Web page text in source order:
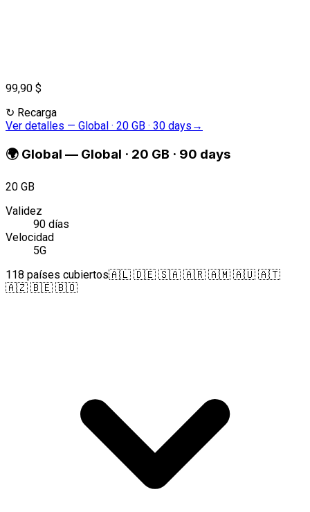
99,90 $
↻ Recarga
Ver detalles — Global · 20 GB · 30 days →
🌍 Global — Global · 20 GB · 90 days
20 GB
Validez
90 días
Velocidad
5G
118 países cubiertos🇦🇱 🇩🇪 🇸🇦 🇦🇷 🇦🇲 🇦🇺 🇦🇹
🇦🇿 🇧🇪 🇧🇴